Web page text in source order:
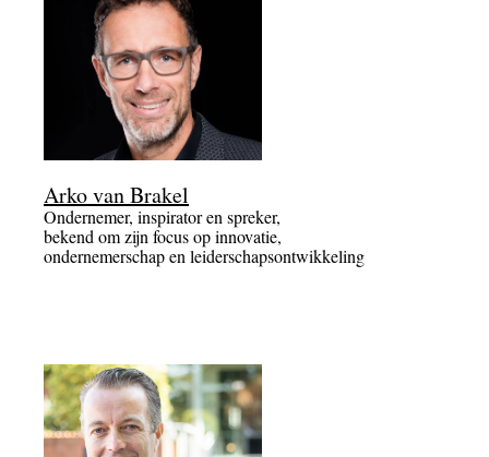
Arko van Brakel
Ondernemer, inspirator en spreker,
bekend om zijn focus op innovatie,
ondernemerschap en leiderschapsontwikkeling